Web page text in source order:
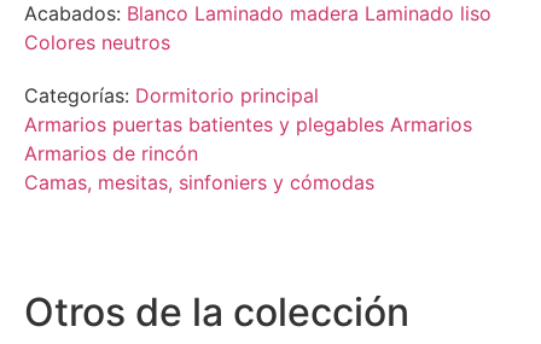
Acabados: Blanco Laminado madera Laminado liso
Colores neutros
Categorías: Dormitorio principal
Armarios puertas batientes y plegables Armarios
Armarios de rincón
Camas, mesitas, sinfoniers y cómodas
Otros de la colección